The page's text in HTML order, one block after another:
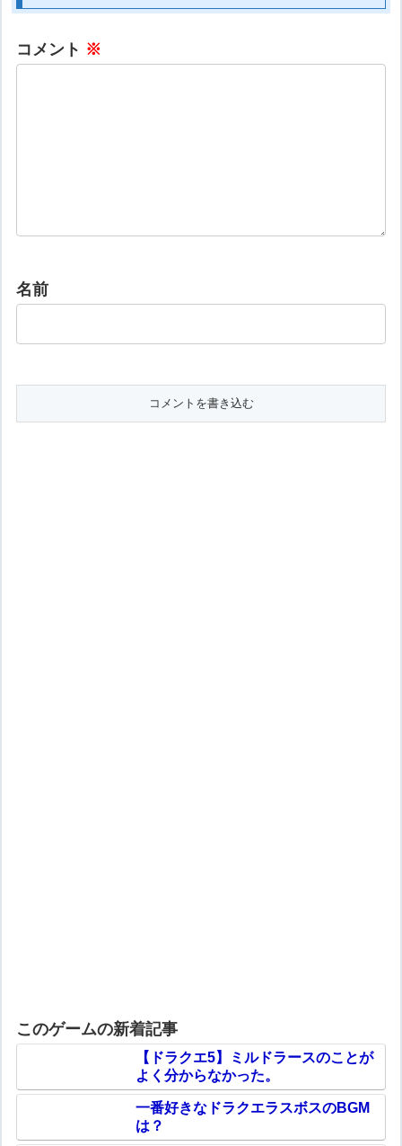
コメント ※
名前
このゲームの新着記事
【ドラクエ5】ミルドラースのことが
よく分からなかった。
一番好きなドラクエラスボスのBGM
は？